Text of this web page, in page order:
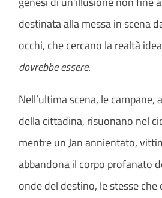
destinata alla messa in scena
occhi, che cercano la realtà
dovrebbe essere.
Nell’ultima scena, le campane,
della cittadina, risuonano nel
mentre un Jan annientato,
abbandona il corpo profanato
onde del destino, le stesse